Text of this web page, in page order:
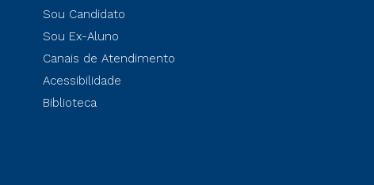
Sou Candidato
Sou Ex-Aluno
Canais de Atendimento
Acessibilidade
Biblioteca